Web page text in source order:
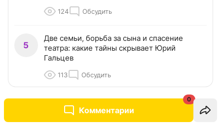
Комментарии
0
124 Обсудить
5
Две семьи, борьба за сына и спасение
театра: какие тайны скрывает Юрий
Гальцев
113 Обсудить
ПРОМОКОДЫ